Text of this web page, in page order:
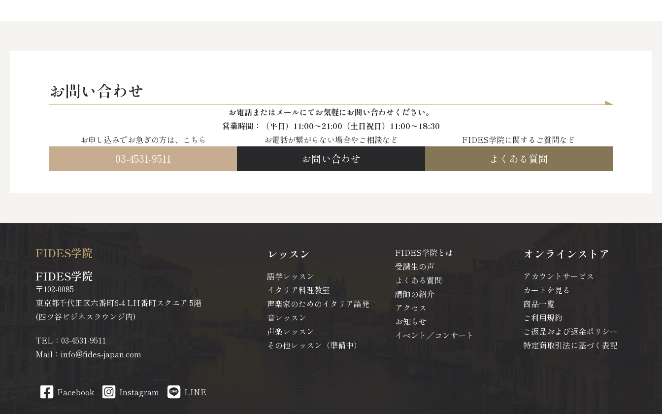
お問い合わせ
お電話またはメールにてお気軽にお問い合わせください。
営業時間：
（平日）11:00〜21:00 （土日祝日）11:00〜18:30
お申し込みでお急ぎの方は、こちら
03-4531-9511
お電話が繋がらない場合やご相談など
お問い合わせ
FIDES学院に関するご質問など
よくある質問
FIDES学院
FIDES学院
〒102-0085
東京都千代田区六番町6-4 LH番町スクエア 5階
(四ツ谷ビジネスラウンジ内)
TEL：03-4531-9511
Mail：info@fides-japan.com
Facebook Instagram LINE
レッスン
語学レッスン
イタリア料理教室
声楽家のためのイタリア語発
音レッスン
声楽レッスン
その他レッスン（準備中）
FIDES学院とは
受講生の声
よくある質問
講師の紹介
アクセス
お知らせ
イベント／コンサート
オンラインストア
アカウントサービス
カートを見る
商品一覧
ご利用規約
ご返品および返金ポリシー
特定商取引法に基づく表記